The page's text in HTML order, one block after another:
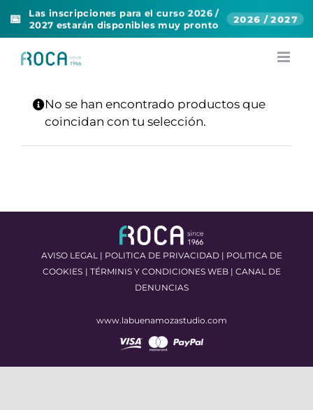
📅
Las inscripciones para el curso 2026 /
2027 estarán disponibles muy pronto
2026 / 2027
No se han encontrado productos que
coincidan con tu selección.
AVISO LEGAL | POLITICA DE PRIVACIDAD| POLITICA DE
COOKIES | TÉRMINIS Y CONDICIONES WEB| CANAL DE
DENUNCIAS
www.labuenamozastudio.com